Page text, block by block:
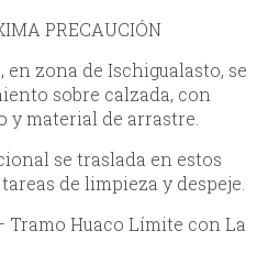
PRECAUCIÓN
en zona de Ischigualasto, se
sobre calzada, con
y material de arrastre.
se traslada en estos
de limpieza y despeje.
Tramo Huaco Límite con La